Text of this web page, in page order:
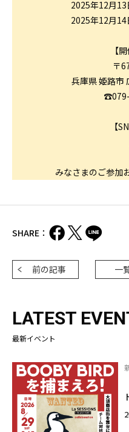
2025年12月
2025年12月
【
〒
兵庫県 姫路市
【
みなさまのご参加
SHARE：
前の記事 一
LATEST
最新イベント